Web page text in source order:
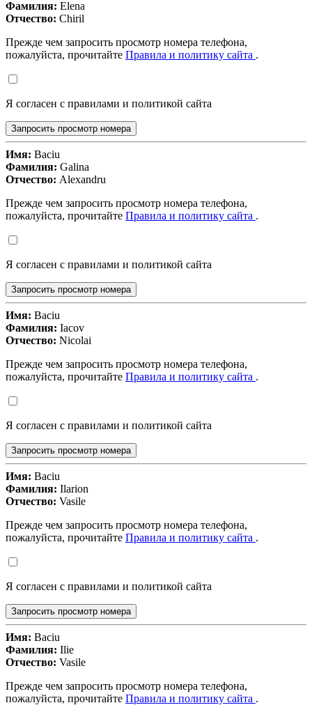
Фамилия: Elena
Отчество: Chiril
Прежде чем запросить просмотр номера телефона,
пожалуйста, прочитайте Правила и политику сайта .
Я согласен с правилами и политикой сайта
Запросить просмотр номера
Имя: Baciu
Фамилия: Galina
Отчество: Alexandru
Прежде чем запросить просмотр номера телефона,
пожалуйста, прочитайте Правила и политику сайта .
Я согласен с правилами и политикой сайта
Запросить просмотр номера
Имя: Baciu
Фамилия: Iacov
Отчество: Nicolai
Прежде чем запросить просмотр номера телефона,
пожалуйста, прочитайте Правила и политику сайта .
Я согласен с правилами и политикой сайта
Запросить просмотр номера
Имя: Baciu
Фамилия: Ilarion
Отчество: Vasile
Прежде чем запросить просмотр номера телефона,
пожалуйста, прочитайте Правила и политику сайта .
Я согласен с правилами и политикой сайта
Запросить просмотр номера
Имя: Baciu
Фамилия: Ilie
Отчество: Vasile
Прежде чем запросить просмотр номера телефона,
пожалуйста, прочитайте Правила и политику сайта .